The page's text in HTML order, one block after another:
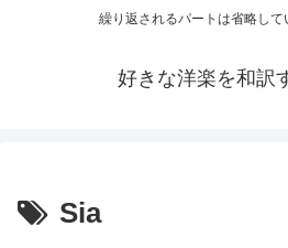
繰り返されるパートは省略して
好きな洋楽を和訳
Sia